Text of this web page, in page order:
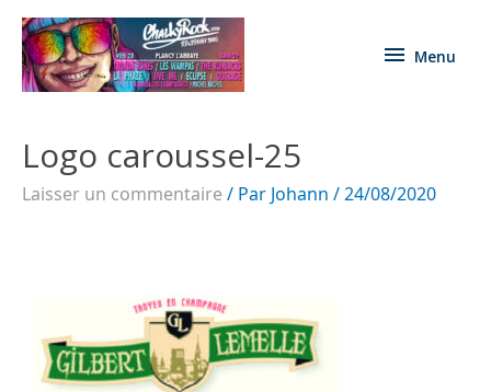
Menu
Logo caroussel-25
Laisser un commentaire / Par Johann /24/08/2020